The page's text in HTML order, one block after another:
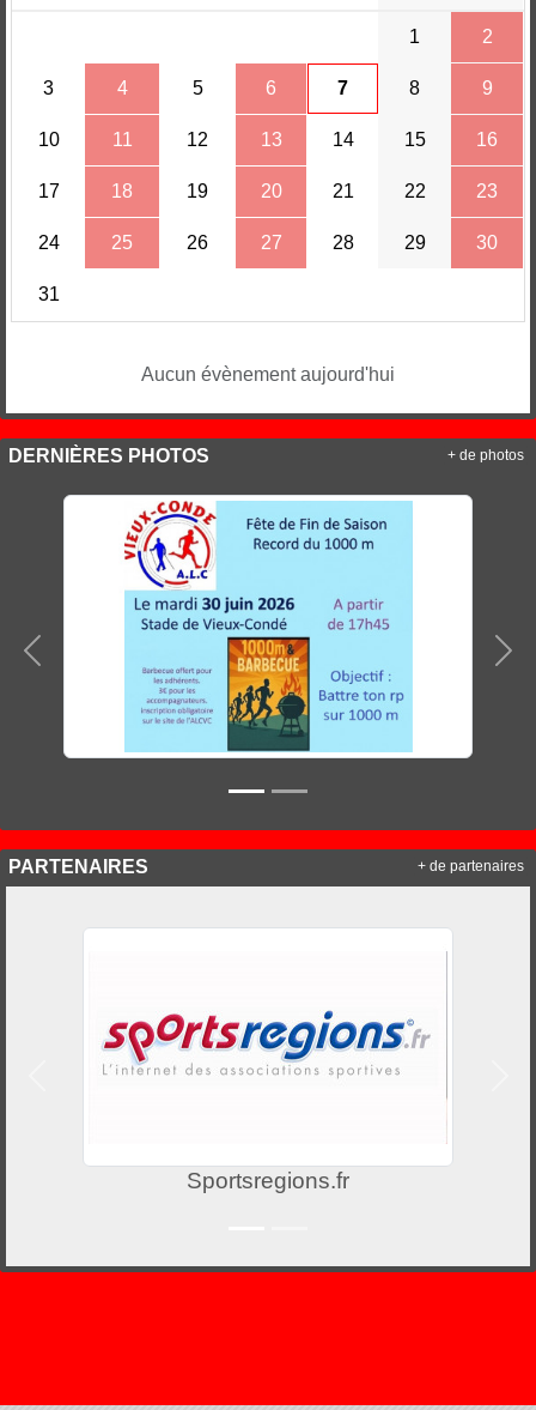
1 2
3 4 5 6 7 8 9
10 11 12 13 14 15 16
17 18 19 20 21 22 23
24 25 26 27 28 29 30
31
Aucun évènement aujourd'hui
DERNIÈRES PHOTOS
Précedent
+ de photos
PARTENAIRES
Sportsregions.fr
+ de partenaires